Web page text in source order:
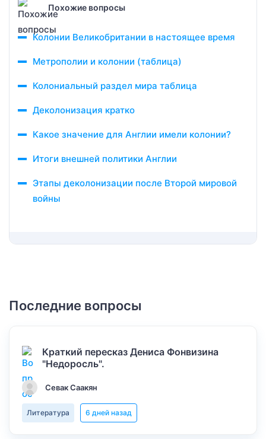
Похожие вопросы
Колонии Великобритании в настоящее время
Метрополии и колонии (таблица)
Колониальный раздел мира таблица
Деколонизация кратко
Какое значение для Англии имели колонии?
Итоги внешней политики Англии
Этапы деколонизации после Второй мировой
войны
Последние вопросы
Краткий пересказ Дениса Фонвизина
"Недоросль".
Севак Саакян
Литература 6 дней назад